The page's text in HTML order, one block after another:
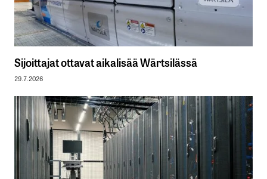
Sijoittajat ottavat aikalisää Wärtsilässä
29.7.2026